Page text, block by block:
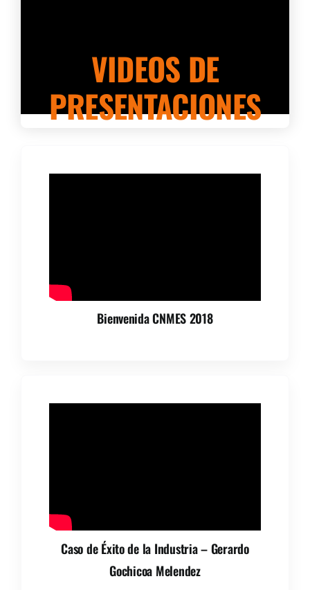
VIDEOS DE
PRESENTACIONES
Bienvenida CNMES 2018
Caso de Éxito de la Industria – Gerardo
Gochicoa Melendez